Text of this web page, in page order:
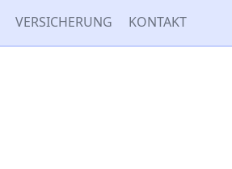
VERSICHERUNG KONTAKT